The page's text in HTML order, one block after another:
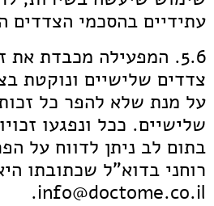
עתידיים בהסכמי הצדדים
5.6. המפעילה מכבדת את
צדדים שלישיים ונוקטת
על מנת שלא להפר כל
שלישיים. ככל ונפגעו
בתום לב ניתן לדווח על
רוחני בדוא"ל שכתובתו
info@doctome.co.il.